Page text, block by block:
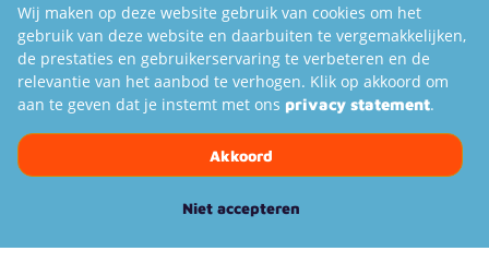
Youtube
Instagram
TikTok
Wij maken op deze website gebruik van cookies om het
gebruik van deze website en daarbuiten te vergemakkelijken,
de prestaties en gebruikerservaring te verbeteren en de
relevantie van het aanbod te verhogen. Klik op akkoord om
aan te geven dat je instemt met ons privacy statement.
Akkoord
Niet accepteren